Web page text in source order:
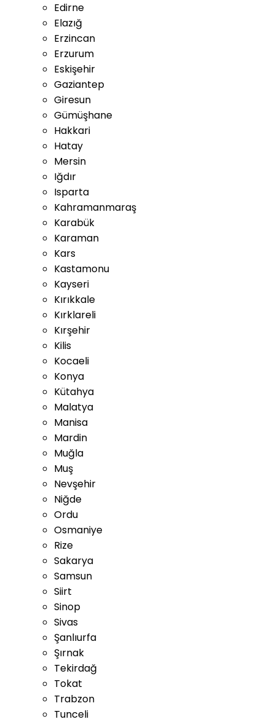
Edirne
Elazığ
Erzincan
Erzurum
Eskişehir
Gaziantep
Giresun
Gümüşhane
Hakkari
Hatay
Mersin
Iğdır
Isparta
Kahramanmaraş
Karabük
Karaman
Kars
Kastamonu
Kayseri
Kırıkkale
Kırklareli
Kırşehir
Kilis
Kocaeli
Konya
Kütahya
Malatya
Manisa
Mardin
Muğla
Muş
Nevşehir
Niğde
Ordu
Osmaniye
Rize
Sakarya
Samsun
Siirt
Sinop
Sivas
Şanlıurfa
Şırnak
Tekirdağ
Tokat
Trabzon
Tunceli